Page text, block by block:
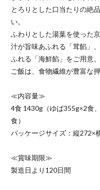
とろりとした口当たりの絶
い。
ふわりとした湯葉を使った
汁が旨味あふれる「茸餡」
ふれる「海鮮餡」をご用意。
ご飯は、食物繊維が豊富な
≪内容量≫
4食 1430g（ゆば355g×2食
食）
パッケージサイズ：縦272×
≪賞味期限≫
製造日より120日間